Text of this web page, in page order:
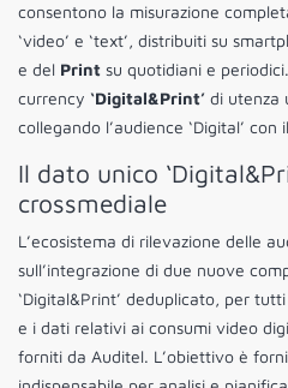
consentono la misurazione
‘video’ e ‘text’, distribuiti su
e del Print su quotidiani e
currency ‘Digital&Print’ di utenza
collegando l’audience ‘Digital’ con
Il dato unico
crossmediale
L’ecosistema di rilevazione delle
sull’integrazione di due nuove
‘Digital&Print’ deduplicato, per
e i dati relativi ai consumi video
forniti da Auditel. L’obiettivo è